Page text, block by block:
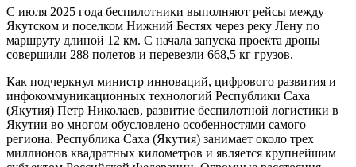
С июля 2025 года беспилотники выполняют рейсы между
Якутском и поселком Нижний Бестях через реку Лену по
маршруту длиной 12 км. С начала запуска проекта дроны
совершили 288 полетов и перевезли 668,5 кг грузов.
Как подчеркнул министр инноваций, цифрового развития и
инфокоммуникационных технологий Республики Саха
(Якутия) Петр Николаев, развитие беспилотной логистики в
Якутии во многом обусловлено особенностями самого
региона. Республика Саха (Якутия) занимает около трех
миллионов квадратных километров и является крупнейшим